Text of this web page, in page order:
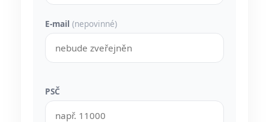
E-mail (nepovinné)
PSČ